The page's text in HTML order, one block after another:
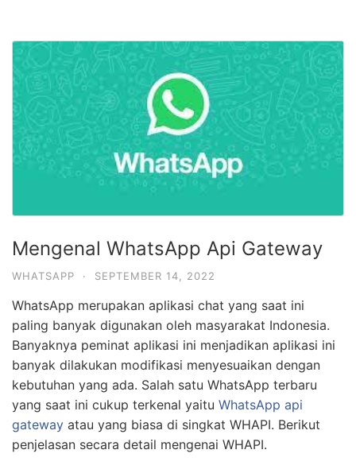
Mengenal WhatsApp Api Gateway
WHATSAPP · SEPTEMBER 14, 2022
WhatsApp merupakan aplikasi chat yang saat ini
paling banyak digunakan oleh masyarakat Indonesia.
Banyaknya peminat aplikasi ini menjadikan aplikasi ini
banyak dilakukan modifikasi menyesuaikan dengan
kebutuhan yang ada. Salah satu WhatsApp terbaru
yang saat ini cukup terkenal yaitu WhatsApp api
gateway atau yang biasa di singkat WHAPI. Berikut
penjelasan secara detail mengenai WHAPI.